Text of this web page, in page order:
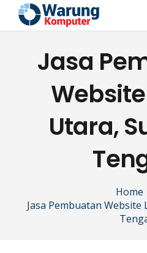
Jasa
Utara,
Home
Jasa Pembuatan Website